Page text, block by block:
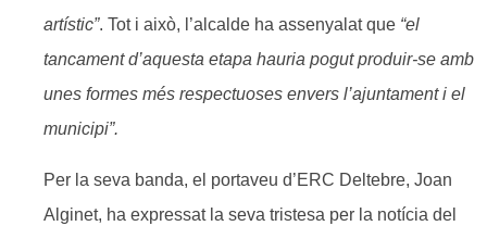
artístic”. Tot i això, l’alcalde ha assenyalat que “el
tancament d’aquesta etapa hauria pogut produir-se amb
unes formes més respectuoses envers l’ajuntament i el
municipi”.
Per la seva banda, el portaveu d’ERC Deltebre, Joan
Alginet, ha expressat la seva tristesa per la notícia del